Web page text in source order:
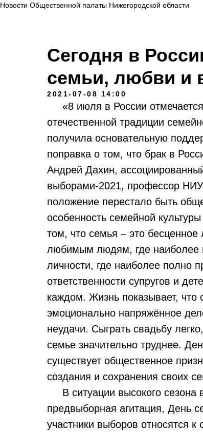
Новости Общественной палаты Нижегородской области
Сегодня в
семьи, любви и
2021-07-08 14:00
«8 июля в России
отечественной традиции
получила основательную
поправка о том, что брак в
Андрей Дахин,
выборами-2021, профессор
положение перестало быть
особенность семейной
том, что семья – это
любимым людям, где наиболее
личности, где наиболее полно
ответственности супругов и
каждом. Жизнь показывает, что
эмоционально напряжённое
неудачи. Сыграть свадьбу
семье значительно труднее.
существует общественное
создания и сохранения своих
В ситуации высокого сезона
предвыборная агитация, День
участники выборов относятся